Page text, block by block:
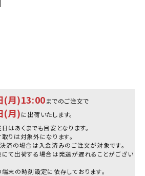
(月)13:00までのご注文で
(月)に出荷いたします。
はあくまでも目安となります。
りは対象外になります。
済の場合は入金済みのご注文が対象です。
て出荷する場合は発送が遅れることがござい
末の時刻設定に依存しております。